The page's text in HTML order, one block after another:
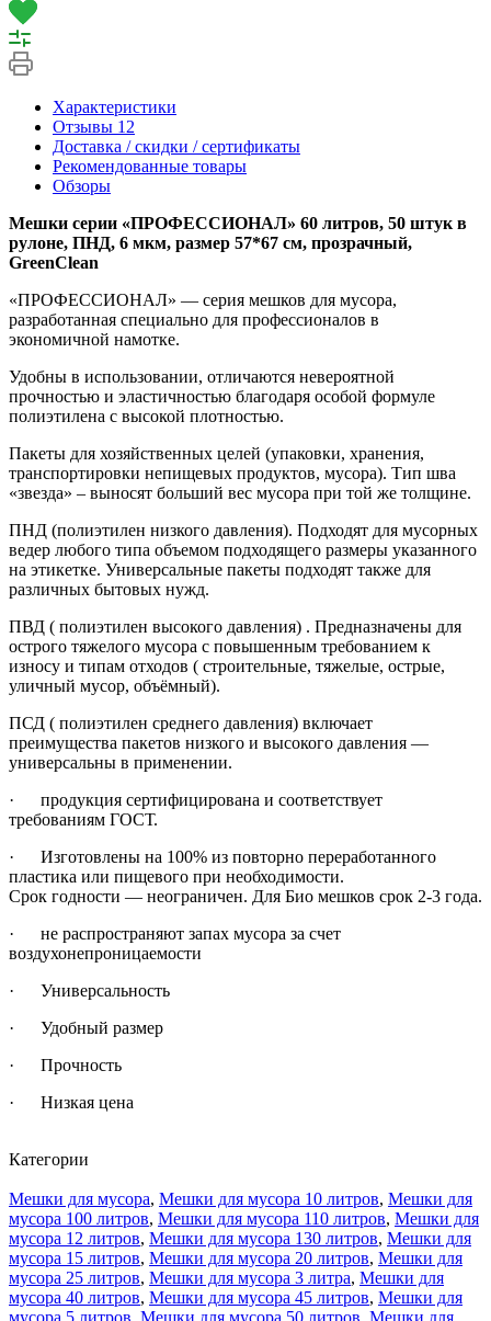
Характеристики
Отзывы 12
Доставка / скидки / сертификаты
Рекомендованные товары
Обзоры
Мешки серии «ПРОФЕССИОНАЛ» 60 литров, 50 штук в
рулоне, ПНД, 6 мкм, размер 57*67 см, прозрачный,
GreenClean
«ПРОФЕССИОНАЛ» — серия мешков для мусора,
разработанная специально для профессионалов в
экономичной намотке.
Удобны в использовании, отличаются невероятной
прочностью и эластичностью благодаря особой формуле
полиэтилена с высокой плотностью.
Пакеты для хозяйственных целей (упаковки, хранения,
транспортировки непищевых продуктов, мусора). Тип шва
«звезда» – выносят больший вес мусора при той же толщине.
ПНД (полиэтилен низкого давления). Подходят для мусорных
ведер любого типа объемом подходящего размеры указанного
на этикетке. Универсальные пакеты подходят также для
различных бытовых нужд.
ПВД ( полиэтилен высокого давления) . Предназначены для
острого тяжелого мусора с повышенным требованием к
износу и типам отходов ( строительные, тяжелые, острые,
уличный мусор, объёмный).
ПСД ( полиэтилен среднего давления) включает
преимущества пакетов низкого и высокого давления —
универсальны в применении.
· продукция сертифицирована и соответствует
требованиям ГОСТ.
· Изготовлены на 100% из повторно переработанного
пластика или пищевого при необходимости.
Срок годности — неограничен. Для Био мешков срок 2-3 года.
· не распространяют запах мусора за счет
воздухонепроницаемости
· Универсальность
· Удобный размер
· Прочность
· Низкая цена
Категории
Мешки для мусора, Мешки для мусора 10 литров, Мешки для
мусора 100 литров, Мешки для мусора 110 литров, Мешки для
мусора 12 литров, Мешки для мусора 130 литров, Мешки для
мусора 15 литров, Мешки для мусора 20 литров, Мешки для
мусора 25 литров, Мешки для мусора 3 литра, Мешки для
мусора 40 литров, Мешки для мусора 45 литров, Мешки для